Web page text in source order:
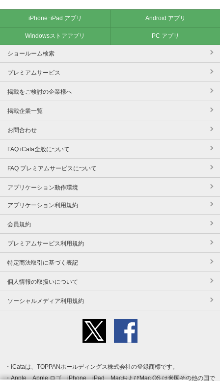
iPhone･iPad アプリ Android アプリ
Windowsストアアプリ PC アプリ
ショールーム検索
プレミアムサービス
掲載をご検討の企業様へ
掲載企業一覧
お問合わせ
FAQ iCata全般について
FAQ プレミアムサービスについて
アプリケーション動作環境
アプリケーション利用規約
会員規約
プレミアムサービス利用規約
特定商法取引に基づく表記
個人情報の取扱いについて
ソーシャルメディア利用規約
iCataは、TOPPANホールディングス株式会社の登録商標です。
Apple、Apple ロゴ、iPhone、iPad、MacおよびMac OS は米国その他の国で